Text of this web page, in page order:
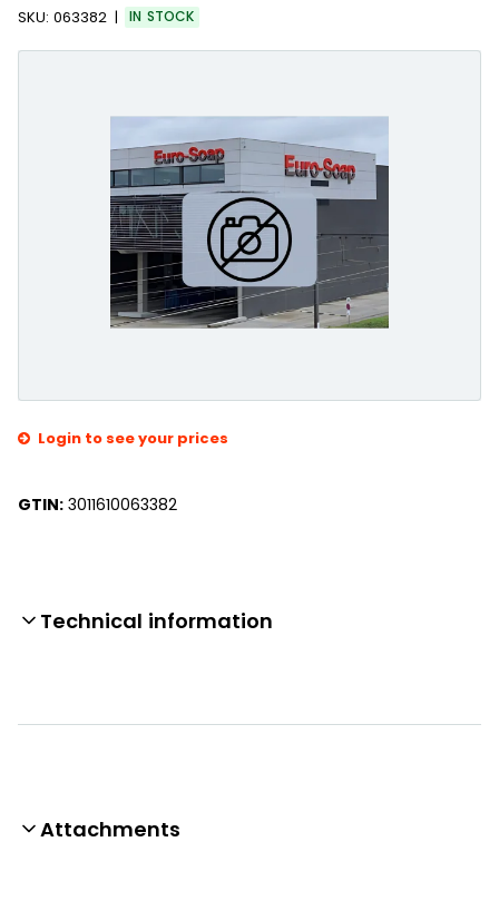
SKU: 063382 IN STOCK
Login to see your prices
GTIN: 3011610063382
Technical information
Attachments